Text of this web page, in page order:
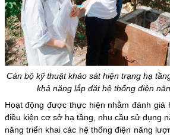
Cán bộ kỹ thuật khảo sát hiện trạng hạ
khả năng lắp đặt hệ thống điện
Hoạt động được thực hiện nhằm đánh giá
điều kiện cơ sở hạ tầng, nhu cầu sử dụng
năng triển khai các hệ thống điện năng